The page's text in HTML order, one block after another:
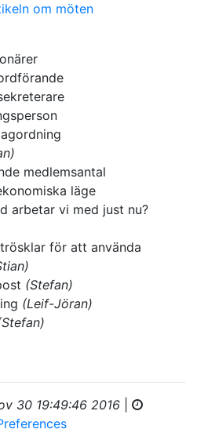
om möten
medlemsantal
läge
arbetar vi med just nu?
för att använda
(Stefan)
(Leif-Jöran)
30 19:49:46 2016